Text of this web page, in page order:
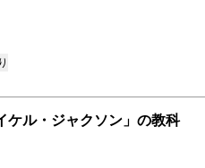
ケル・ジャクソン」の教科